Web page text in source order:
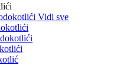
Vidi sve